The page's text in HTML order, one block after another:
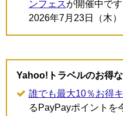
ンフェスが開催中で
2026年7月23日（木）
Yahoo!トラベルのお得
誰でも最大10％お得
るPayPayポイントを